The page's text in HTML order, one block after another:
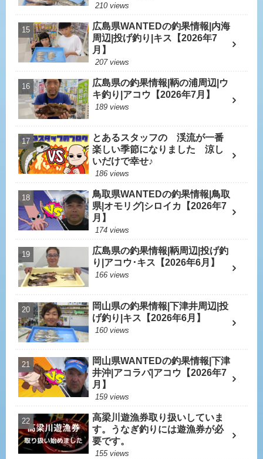
210 views
広島県WANTEDの釣果情報|内海
周辺|投げ釣り|キス【2026年7
月】
207 views
広島県の釣果情報|鞆の浦周辺|ウ
キ釣り|アコウ【2026年7月】
189 views
とあるスタッフの 渓流が一番
楽しい季節になりました 涼し
いだけで幸せ♪
186 views
鳥取県WANTEDの釣果情報|鳥取
県|オモリグ|シロイカ【2026年7
月】
174 views
広島県の釣果情報|鞆周辺|投げ釣
り|アコウ･キス【2026年6月】
166 views
岡山県の釣果情報|下津井周辺|投
げ釣り|キス【2026年6月】
160 views
岡山県WANTEDの釣果情報|下津
井沖|アコラバ|アコウ【2026年7
月】
159 views
高梁川遊漁券取り扱いしていま
す。うなぎ釣りには遊漁券が必
要です。
155 views